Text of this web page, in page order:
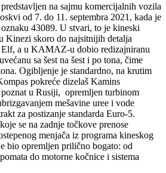
na sajmu komercijalnih vozila
od 7. do 11. septembra 2021, kada je
43089. U stvari, to je kineski
Kinezi skoro do najsitnijih detalja
a u KAMAZ-u dobio redizajniranu
sa šest na šest i po tona, čime
Ogibljenje je standardno, na krutim
pokreće dizelaš Kamins
u Rusiji, opremljen turbinom
mešavine uree i vode
za postizanje standarda Euro-5.
se na zadnje točkove prenose
menjača iz programa kineskog
bio opremljen prilično bogato: od
do motorne kočnice i sistema